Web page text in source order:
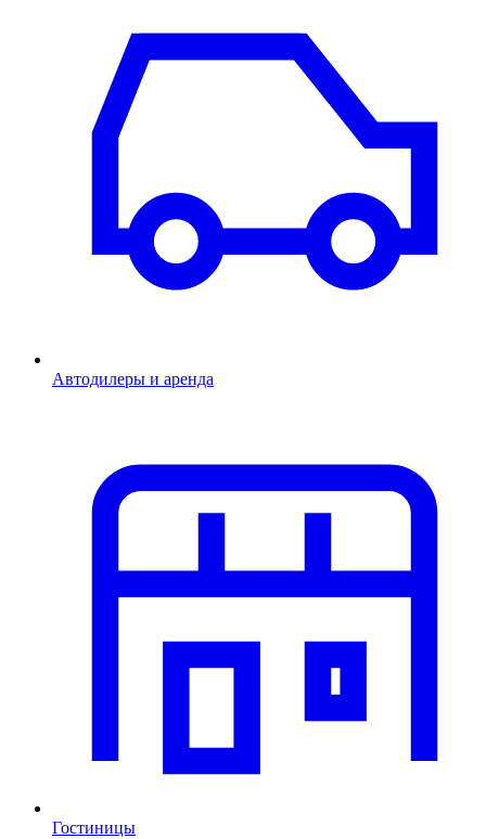
Автодилеры и аренда
Гостиницы